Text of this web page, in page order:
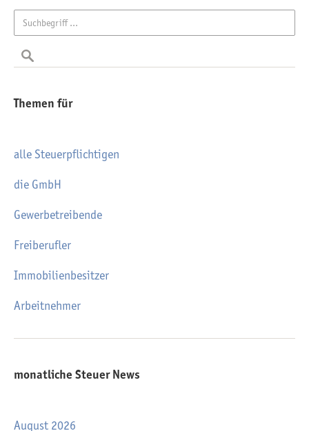
Themen für
alle Steuerpflichtigen
die GmbH
Gewerbetreibende
Freiberufler
Immobilienbesitzer
Arbeitnehmer
monatliche Steuer News
August 2026